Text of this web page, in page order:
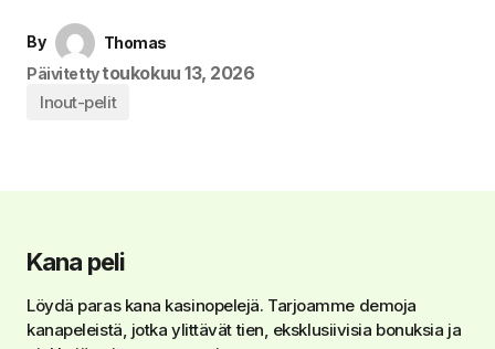
By
Thomas
Päivitettytoukokuu 13, 2026
Inout-pelit
Kana peli
Löydä paras kana kasinopelejä. Tarjoamme demoja
kanapeleistä, jotka ylittävät tien, eksklusiivisia bonuksia ja